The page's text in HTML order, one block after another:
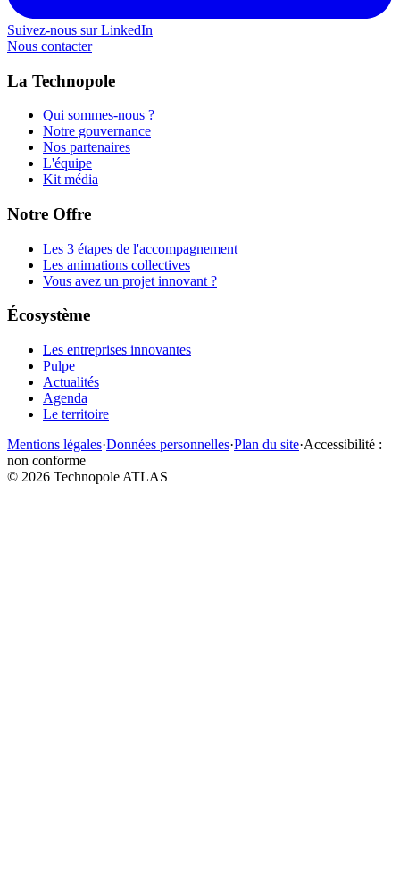
Suivez-nous sur LinkedIn
Nous contacter
La Technopole
Qui sommes-nous ?
Notre gouvernance
Nos partenaires
L'équipe
Kit média
Notre Offre
Les 3 étapes de l'accompagnement
Les animations collectives
Vous avez un projet innovant ?
Écosystème
Les entreprises innovantes
Pulpe
Actualités
Agenda
Le territoire
Mentions légales·Données personnelles·Plan du site·Accessibilité :
non conforme
© 2026 Technopole ATLAS